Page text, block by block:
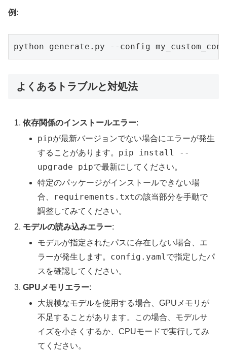
例 :
python generate.py --config
よくあるトラブルと対処法
依存関係のインストールエラー:
pipが最新バージョンでない場合にエラーが発生
することがあります。 pip install --
upgrade pipで最新にしてください。
特定のパッケージがインストールできない場
合、 requirements.txtの該当部分を手動で
調整してみてください。
モデルの読み込みエラー:
モデルが指定されたパスに存在しない場合、エ
ラーが発生します。 config.yamlで指定したパ
スを確認してください。
GPUメモリエラー:
大規模なモデルを使用する場合、GPUメモリが
不足することがあります。この場合、モデルサ
イズを小さくするか、CPUモードで実行してみ
てください。